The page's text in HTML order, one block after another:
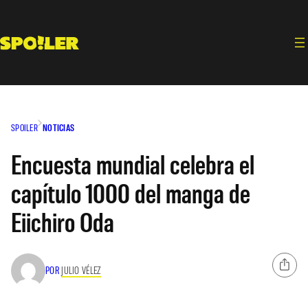
contenido
SPOILER NOTICIAS
Encuesta mundial celebra el
capítulo 1000 del manga de
Eiichiro Oda
POR JULIO VÉLEZ